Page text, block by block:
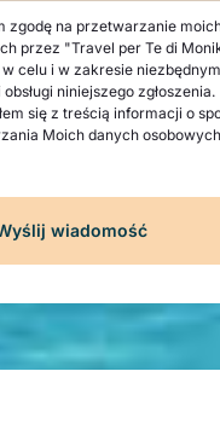
zgodę na przetwarzanie
przez "Travel per Te di
celu i w zakresie
niniejszego zgłoszenia.
się z treścią informacji o
Moich danych